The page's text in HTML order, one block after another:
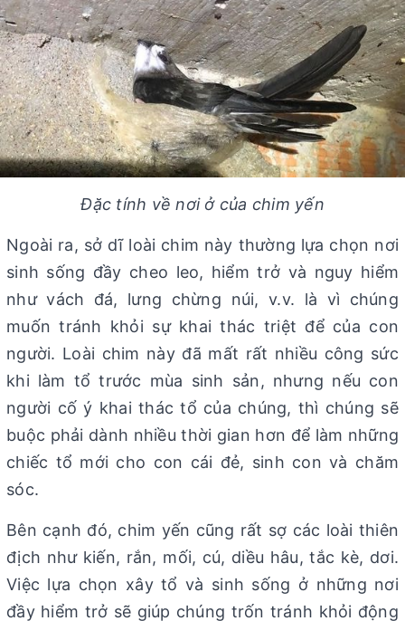
Đặc tính về nơi ở của chim yến
Ngoài ra, sở dĩ loài chim này thường lựa chọn nơi
sinh sống đầy cheo leo, hiểm trở và nguy hiểm
như vách đá, lưng chừng núi, v.v. là vì chúng
muốn tránh khỏi sự khai thác triệt để của con
người. Loài chim này đã mất rất nhiều công sức
khi làm tổ trước mùa sinh sản, nhưng nếu con
người cố ý khai thác tổ của chúng, thì chúng sẽ
buộc phải dành nhiều thời gian hơn để làm những
chiếc tổ mới cho con cái đẻ, sinh con và chăm
sóc.
Bên cạnh đó, chim yến cũng rất sợ các loài thiên
địch như kiến, rắn, mối, cú, diều hâu, tắc kè, dơi.
Việc lựa chọn xây tổ và sinh sống ở những nơi
đầy hiểm trở sẽ giúp chúng trốn tránh khỏi động